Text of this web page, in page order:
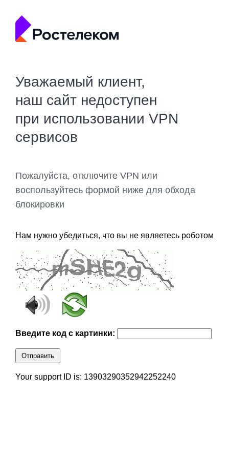
Уважаемый клиент,
наш сайт недоступен
при использовании VPN
сервисов
Пожалуйста, отключите VPN или
воспользуйтесь формой ниже для обхода
блокировки
Нам нужно убедиться, что вы не являетесь роботом
Введите код с картинки:
Отправить
Your support ID is: 13903290352942252240